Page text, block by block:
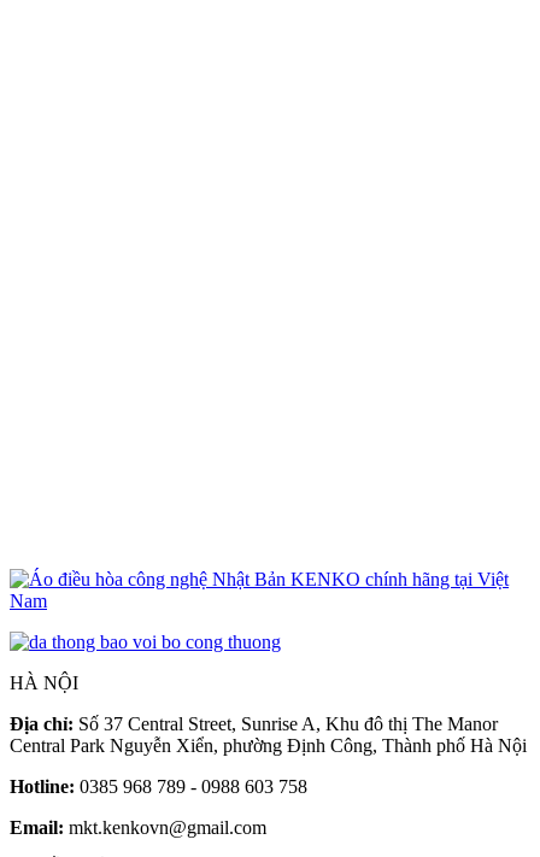
HÀ NỘI
Địa chỉ: Số 37 Central Street, Sunrise A, Khu đô thị The Manor
Central Park Nguyễn Xiển, phường Định Công, Thành phố Hà Nội
Hotline: 0385 968 789 - 0988 603 758
Email: mkt.kenkovn@gmail.com